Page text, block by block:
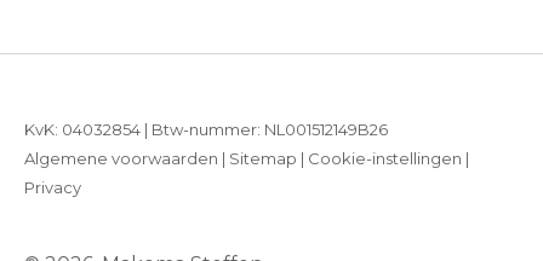
KvK: 04032854 | Btw-nummer: NL001512149B26
Algemene voorwaarden | Sitemap | Cookie-instellingen |
Privacy